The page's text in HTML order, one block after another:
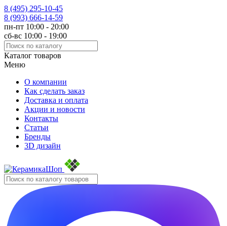
8 (495) 295-10-45
8 (993) 666-14-59
пн-пт 10:00 - 20:00
сб-вс 10:00 - 19:00
Каталог товаров
Меню
О компании
Как сделать заказ
Доставка и оплата
Акции и новости
Контакты
Статьи
Бренды
3D дизайн